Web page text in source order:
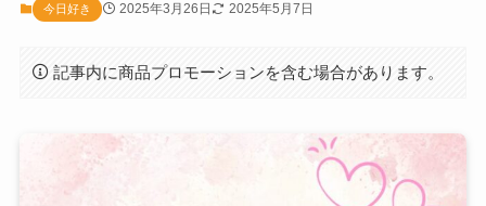
今日好き 2025年3月26日 2025年5月7日
記事内に商品プロモーションを含む場合があります。